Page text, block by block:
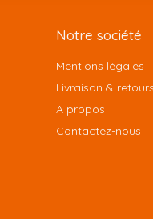
Notre société
Mentions légales
Livraison &
A propos
Contactez-nous